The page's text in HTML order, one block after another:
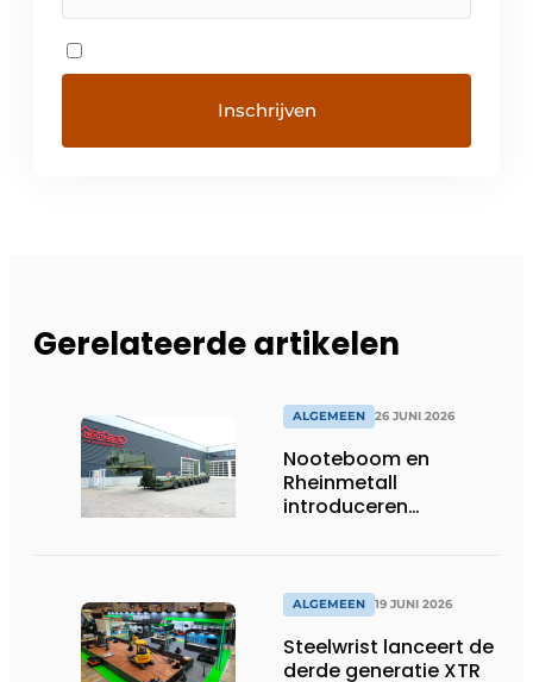
Gerelateerde artikelen
ALGEMEEN 26 JUNI 2026
Nooteboom en
Rheinmetall
introduceren
ALGEMEEN 19 JUNI 2026
Steelwrist lanceert de
derde generatie XTR